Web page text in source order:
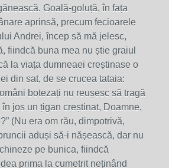
Goală-goluță, în fața
aprinsă, precum fecioarele
Andrei, încep să mă jelesc,
fiindcă buna mea nu știe graiul
la viața dumneaei creștinase o
din sat, de se crucea tataia:
botezați nu reușesc să tragă
jos un țigan creștinat, Doamne,
(Nu era om rău, dimpotrivă,
aduși să-i nășească, dar nu
pe bunica, fiindcă
prima la cumetrit neținând